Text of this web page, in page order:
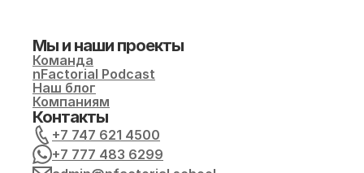
Мы и наши проекты
Команда
nFactorial Podcast
Наш блог
Компаниям
Контакты
+7 747 621 4500
+7 777 483 6299